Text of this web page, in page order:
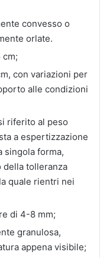
convesso o
orlate.
cm;
con variazioni per
alle condizioni
riferito al peso
a espertizzazione
singola forma,
della tolleranza
quale rientri nei
di 4-8 mm;
granulosa,
appena visibile;